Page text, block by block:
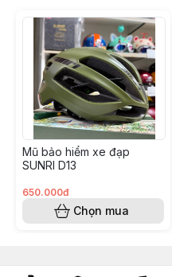
Mũ bảo hiểm xe đạp
SUNRI D13
650.000đ
Chọn mua